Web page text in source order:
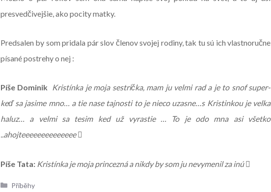
presvedčivejšie, ako pocity matky.
Predsalen by som pridala pár slov členov svojej rodiny, tak tu sú ich vlastnoručne
písané postrehy o nej :
Píše Dominik
Kristínka je moja sestrička, mam ju velmi rad a je to snof super-
keď sa jasime mno… a tie nase tajnosti to je nieco uzasne…s Kristinkou je velka
haluz… a velmi sa tesim ked už vyrastie … To je odo mna asi všetko
..ahojteeeeeeeeeeeeee 
Píše Tata: Kristínka je moja princezná a nikdy by som ju nevymenil za inú 
Rubriky
Příběhy